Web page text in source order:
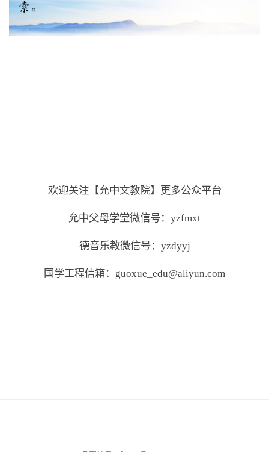
欢迎关注【允中文教院】更多公众平台
允中父母学堂微信号：yzfmxt
德音乐教微信号：yzdyyj
国学工程信箱：guoxue_edu@aliyun.com